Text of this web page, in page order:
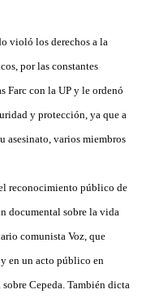
violó los derechos a la
por las constantes
Farc con la UP y le ordenó
y protección, ya que a
asesinato, varios miembros
reconocimiento público de
documental sobre la vida
comunista Voz, que
en un acto público en
Cepeda. También dicta